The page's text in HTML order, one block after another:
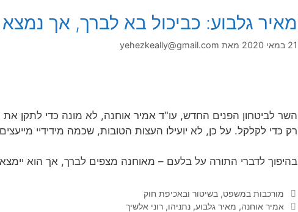
מאיר גלבוע: כביכול בא לברך, אך
21 במאי 2020 מאת yehezkeally@gmail.com
השר לביטחון הפנים החדש, עו"ד אמיר אוחנה, לא מונה כדי לתקן
רק כדי לקלקל. על כן, לא יועילו העצות הטובות, שכמה מידידיי
בהיפוך לדברי התורה על בלעם – מאוחנה מצפים לברך, אך הוא
קטגוריות
מורכבות במשפט, בשיטור ובאכיפת חוק
תגיות
אמיר אוחנה, מאיר גלבוע, נתניהו, רוני אלשיך